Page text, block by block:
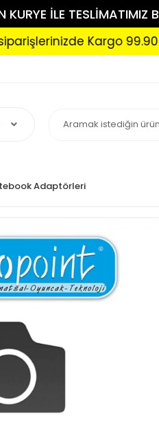
KURYE İLE TESLİMATIMIZ
Kargo 99.90 TL
Adaptörleri